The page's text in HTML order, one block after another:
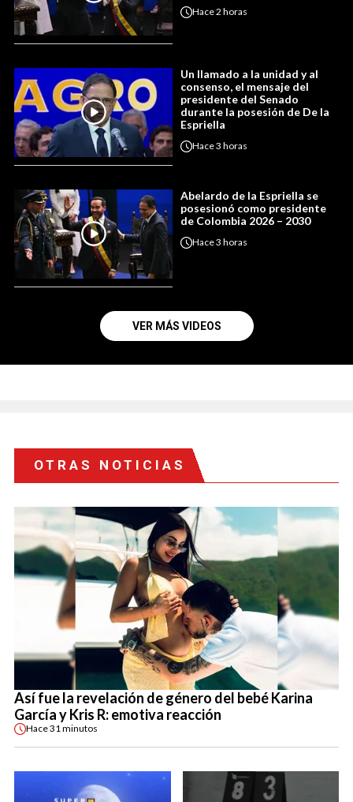
Hace2 horas
Un llamado a la unidad y al
consenso, el mensaje del
presidente del Senado
durante la posesión de De la
Espriella
Hace3 horas
Abelardo de la Espriella se
posesionó como presidente
de Colombia 2026 – 2030
Hace3 horas
VER MÁS VIDEOS
OTRAS NOTICIAS
Así fue la revelación de género del bebé Karina
García y Kris R: emotiva reacción
Hace31 minutos